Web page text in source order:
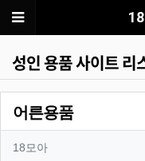
메뉴
성인 용품 사이트
어른용품
작성자 정보
작성자
18모아